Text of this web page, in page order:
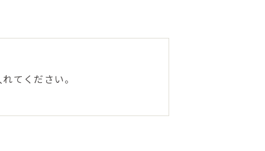
てください。